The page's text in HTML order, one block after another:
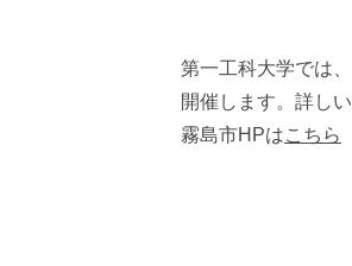
第一工科大学では
開催します。詳し
霧島市HPはこちら